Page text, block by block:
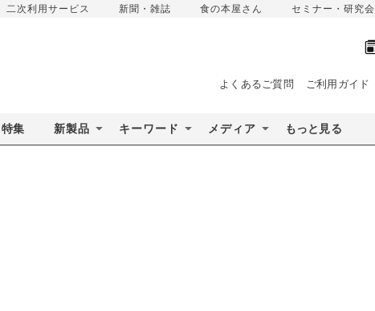
二次利用サービス 新聞・雑誌 食の本屋さん セミナー・研究会
よくあるご質問 ご利用ガイド
特集 新製品 キーワード メディア もっと見る